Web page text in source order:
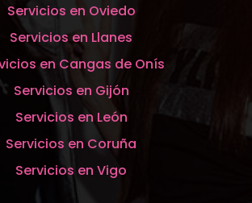
Servicios en Oviedo
Servicios en Llanes
en Cangas de Onís
Servicios en Gijón
Servicios en León
Servicios en Coruña
Servicios en Vigo